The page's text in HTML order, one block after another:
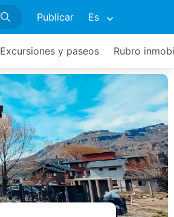
Publicar Es
Excursiones y paseos Rubro